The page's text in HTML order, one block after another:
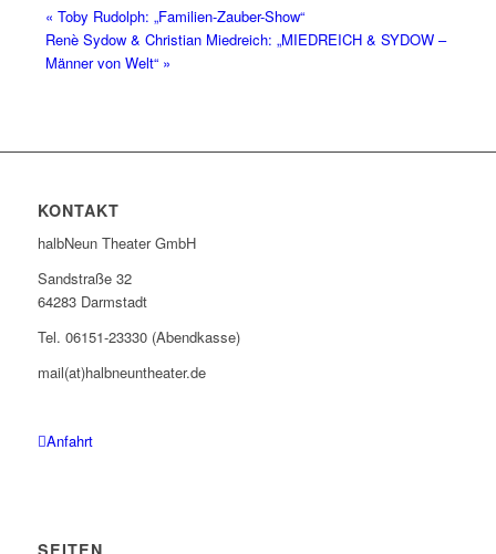
« Toby Rudolph: „Familien-Zauber-Show“
Renè Sydow & Christian Miedreich: „MIEDREICH & SYDOW –
Männer von Welt“ »
KONTAKT
halbNeun Theater GmbH
Sandstraße 32
64283 Darmstadt
Tel. 06151-23330 (Abendkasse)
mail(at)halbneuntheater.de
Anfahrt
SEITEN